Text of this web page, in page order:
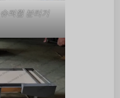
슈퍼웜 분리기